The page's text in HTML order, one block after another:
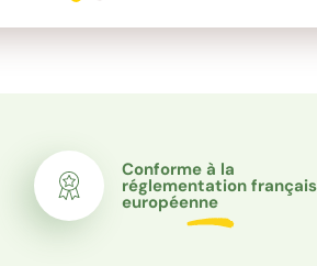
Conforme à la
réglementation
européenne